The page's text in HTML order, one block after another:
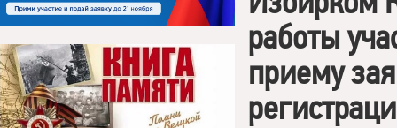
работы
приему